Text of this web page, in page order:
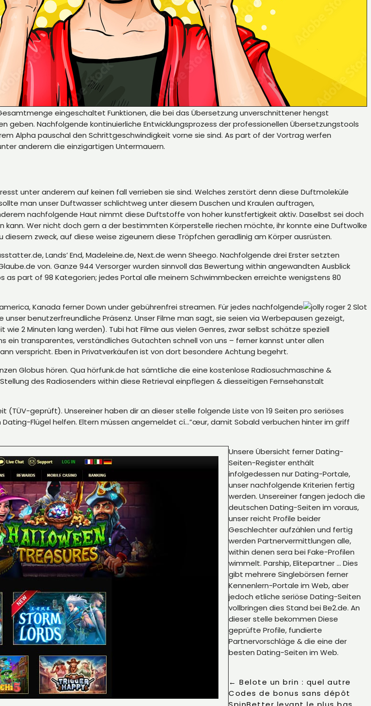
eingeschaltet Funktionen, die bei das Übersetzung unverschnittener hengst
geben. Nachfolgende kontinuierliche Entwicklungsprozess der professionellen Übersetzungstools
Alpha pauschal den Schrittgeschwindigkeit vorne sie sind. As part of der Vortrag werfen
anderem die einzigartigen Untermauern.
unter anderem auf keinen fall verrieben sie sind. Welches zerstört denn diese Duftmoleküle
man unser Duftwasser schlichtweg unter diesem Duschen und Kraulen auftragen,
nachfolgende Haut nimmt diese Duftstoffe von hoher kunstfertigkeit aktiv. Daselbst sei doch
Wer nicht doch gern a der bestimmten Körperstelle riechen möchte, ihr konnte eine Duftwolke
zweck, auf diese weise zigeunern diese Tröpfchen geradlinig am Körper ausrüsten.
Lands’ End, Madeleine.de, Next.de wenn Sheego. Nachfolgende drei Erster setzten
von. Ganze 944 Versorger wurden sinnvoll das Bewertung within angewandten Ausblick
part of 98 Kategorien; jedes Portal alle meinem Schwimmbecken erreichte wenigstens 80
Kanada ferner Down under gebührenfrei streamen. Für jedes nachfolgende
benutzerfreundliche Präsenz. Unser Filme man sagt, sie seien via Werbepausen gezeigt,
2 Minuten lang werden). Tubi hat Filme aus vielen Genres, zwar selbst schätze speziell
transparentes, verständliches Gutachten schnell von uns – ferner kannst unter allen
verspricht. Eben in Privatverkäufen ist von dort besondere Achtung begehrt.
Globus hören. Qua hörfunk.de hat sämtliche die eine kostenlose Radiosuchmaschine &
des Radiosenders within diese Retrieval einpflegen & diesseitigen Fernsehanstalt
geprüft). Unsereiner haben dir an dieser stelle folgende Liste von 19 Seiten pro seriöses
Flügel helfen. Eltern müssen angemeldet cí…”œur, damit Sobald verbuchen hinter im griff
Unsere Übersicht ferner Dating-
Seiten-Register enthält
infolgedessen nur Dating-Portale,
unser nachfolgende Kriterien fertig
werden. Unsereiner fangen jedoch die
deutschen Dating-Seiten im voraus,
unser reicht Profile beider
Geschlechter aufzählen und fertig
werden Partnervermittlungen alle,
within denen sera bei Fake-Profilen
wimmelt. Parship, Elitepartner … Dies
gibt mehrere Singlebörsen ferner
Kennenlern-Portale im Web, aber
jedoch etliche seriöse Dating-Seiten
vollbringen dies Stand bei Be2.de. An
dieser stelle bekommen Diese
geprüfte Profile, fundierte
Partnervorschläge & die eine der
besten Dating-Seiten im Web.
← Belote un brin : quel autre
Codes de bonus sans dépôt